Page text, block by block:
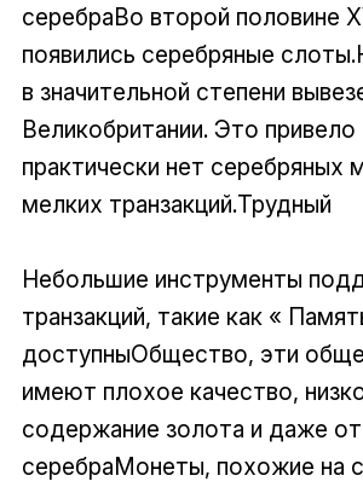
серебраВо второй половине
появились серебряные
в значительной степени
Великобритании. Это привело
практически нет серебряных
мелких транзакций.Трудный
Небольшие инструменты
транзакций, такие как «
доступныОбщество, эти
имеют плохое качество,
содержание золота и даже
серебраМонеты, похожие на